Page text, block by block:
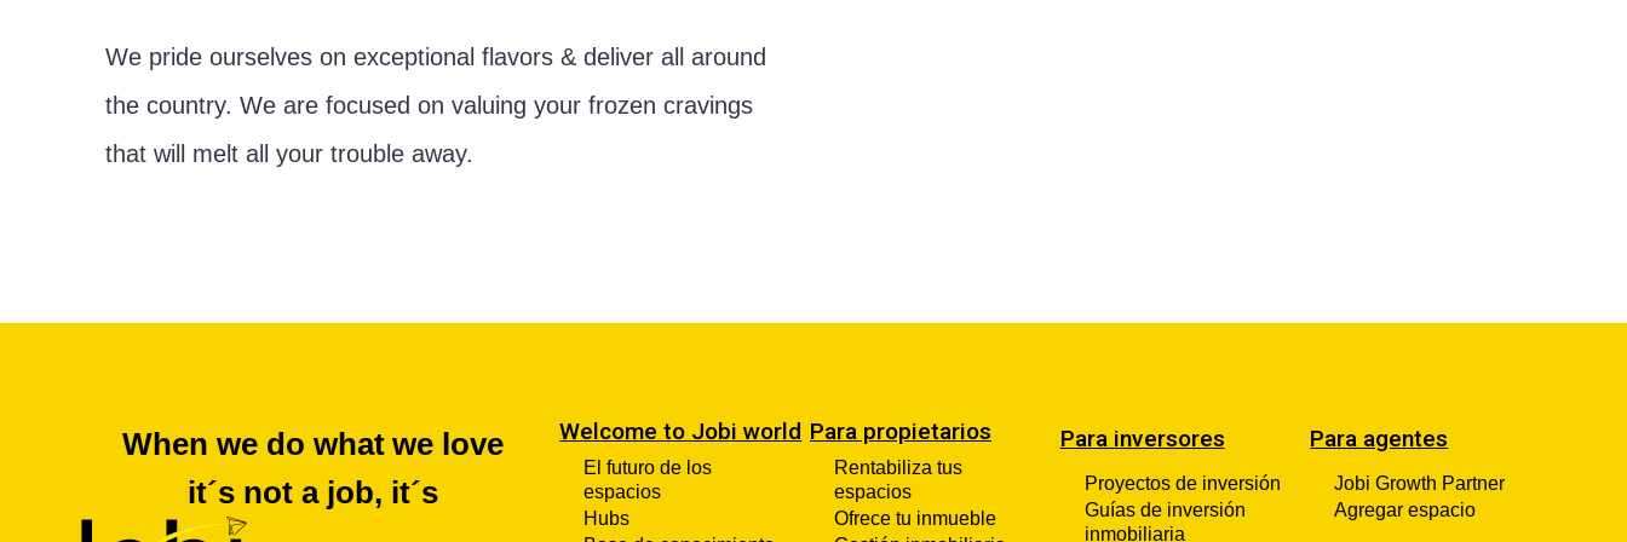
We pride ourselves on exceptional flavors & deliver all around
the country. We are focused on valuing your frozen cravings
that will melt all your trouble away.
When we do what we love
it´s not a job, it´s
Welcome to Jobi world
El futuro de los
espacios
Hubs
Para propietarios
Rentabiliza tus
espacios
Ofrece tu inmueble
Para inversores
Proyectos de inversión
Guías de inversión
inmobiliaria
Para agentes
Jobi Growth Partner
Agregar espacio